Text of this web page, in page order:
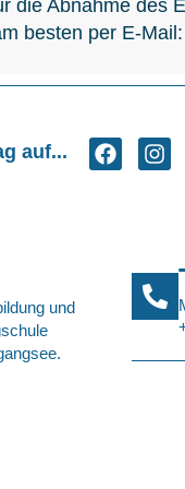
die Abnahme des
besten per E-Mail:
auf...
und